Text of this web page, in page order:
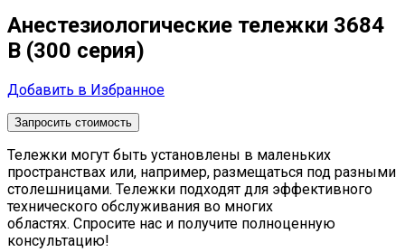
Анестезиологические тележки 3684
B (300 серия)
Добавить в Избранное
Запросить стоимость
Тележки могут быть установлены в маленьких
пространствах или, например, размещаться под разными
столешницами. Тележки подходят для эффективного
технического обслуживания во многих
областях. Спросите нас и получите полноценную
консультацию!